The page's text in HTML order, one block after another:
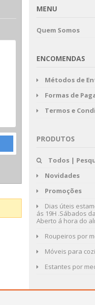
MENU
Quem Somos
ENCOMENDAS
Métodos de
Formas de
Termos e
PRODUTOS
Todos |
Novidades
Promoções
Dias úteis
ás 19H .Sábados
Aberto á hora do
Roupeiros por
Móveis para
Estantes por